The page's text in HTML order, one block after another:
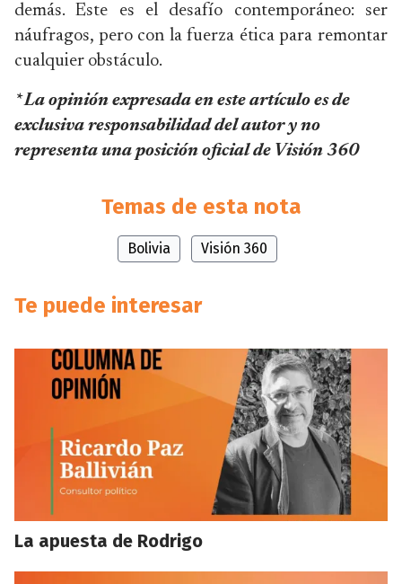
demás. Este es el desafío contemporáneo: ser
náufragos, pero con la fuerza ética para remontar
cualquier obstáculo.
* La opinión expresada en este artículo es de
exclusiva responsabilidad del autor y no
representa una posición oficial de Visión 360
Temas de esta nota
Bolivia Visión 360
Te puede interesar
La apuesta de Rodrigo